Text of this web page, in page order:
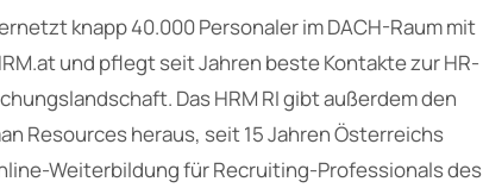
knapp 40.000 Personaler im DACH-Raum mit
und pflegt seit Jahren beste Kontakte zur HR-
Das HRM RI gibt außerdem den
Resources heraus, seit 15 Jahren Österreichs
Weiterbildung für Recruiting-Professionals des